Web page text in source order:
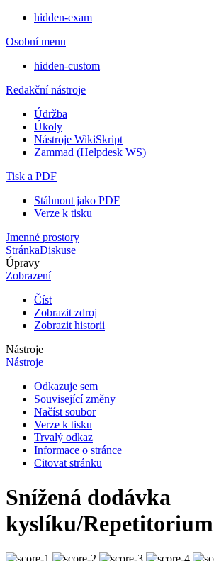
hidden-exam
Osobní menu
hidden-custom
Redakční nástroje
Údržba
Úkoly
Nástroje WikiSkript
Zammad (Helpdesk WS)
Tisk a PDF
Stáhnout jako PDF
Verze k tisku
Jmenné prostory
StránkaDiskuse
Úpravy
Zobrazení
Číst
Zobrazit zdroj
Zobrazit historii
Nástroje
Nástroje
Odkazuje sem
Související změny
Načíst soubor
Verze k tisku
Trvalý odkaz
Informace o stránce
Citovat stránku
Snížená dodávka
kyslíku/Repetitorium